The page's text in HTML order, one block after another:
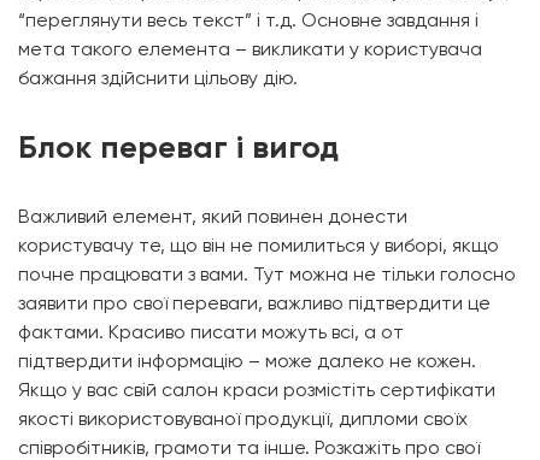
“переглянути весь текст” і т.д. Основне завдання і
мета такого елемента – викликати у користувача
бажання здійснити цільову дію.
Блок переваг і вигод
Важливий елемент, який повинен донести
користувачу те, що він не помилиться у виборі, якщо
почне працювати з вами. Тут можна не тільки голосно
заявити про свої переваги, важливо підтвердити це
фактами. Красиво писати можуть всі, а от
підтвердити інформацію – може далеко не кожен.
Якщо у вас свій салон краси розмістіть сертифікати
якості використовуваної продукції, дипломи своїх
співробітників, грамоти та інше. Розкажіть про свої